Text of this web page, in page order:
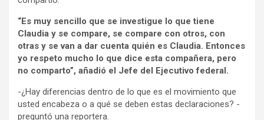
“Es muy sencillo que se investigue lo que tiene
Claudia y se compare, se compare con otros, con
otras y se van a dar cuenta quién es Claudia. Entonces
yo respeto mucho lo que dice esta compañera, pero
no comparto”, añadió el Jefe del Ejecutivo federal.
-¿Hay diferencias dentro de lo que es el movimiento que
usted encabeza o a qué se deben estas declaraciones? -
preguntó una reportera.